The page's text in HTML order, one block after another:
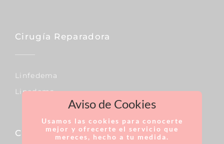
Cirugía Reparadora
Linfedema
Lipedema
Capilar
Aviso de Cookies
Usamos las cookies para conocerte
mejor y ofrecerte el servicio que
mereces, hecho a tu medida.